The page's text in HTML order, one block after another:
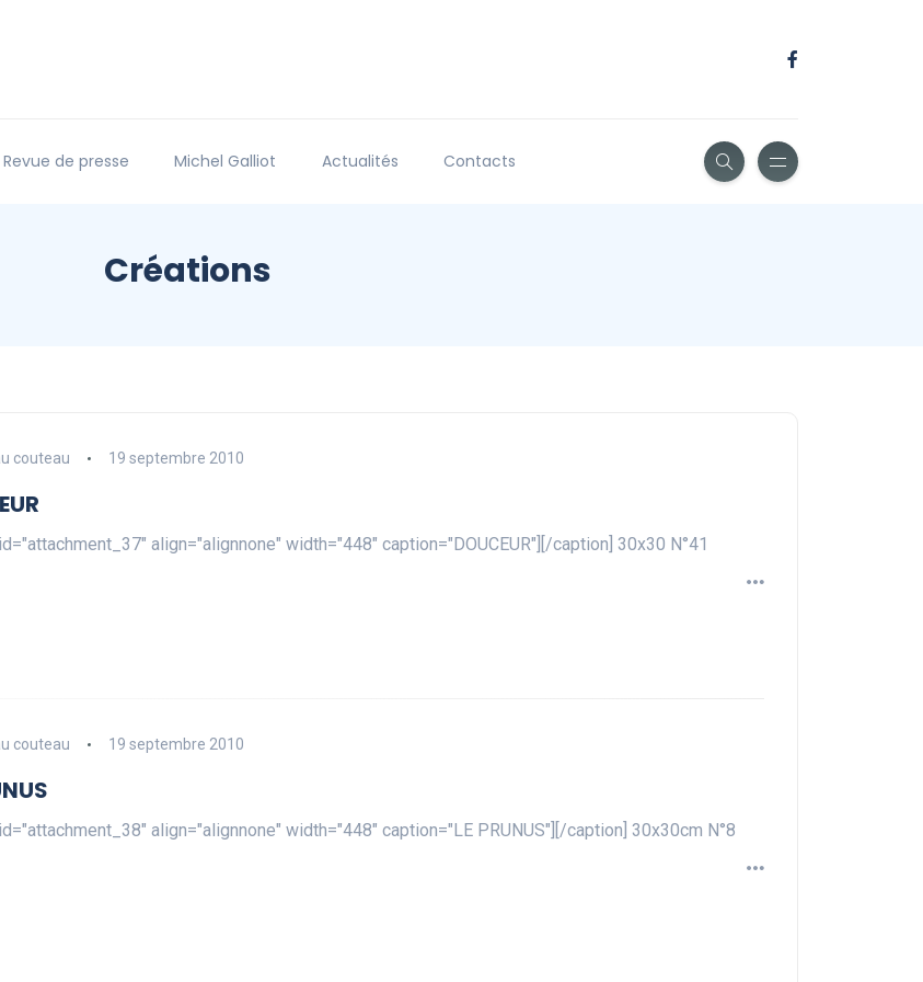
Revue de presse Michel Galliot Actualités Contacts
Créations
couteau 19 septembre 2010
align="alignnone" width="448" caption="DOUCEUR"][/caption] 30x30 N°41
couteau 19 septembre 2010
align="alignnone" width="448" caption="LE PRUNUS"][/caption] 30x30cm N°8